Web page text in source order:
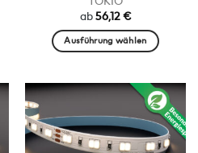
ab56,12€
Ausführung wählen
weist
mehrere
Varianten
auf.